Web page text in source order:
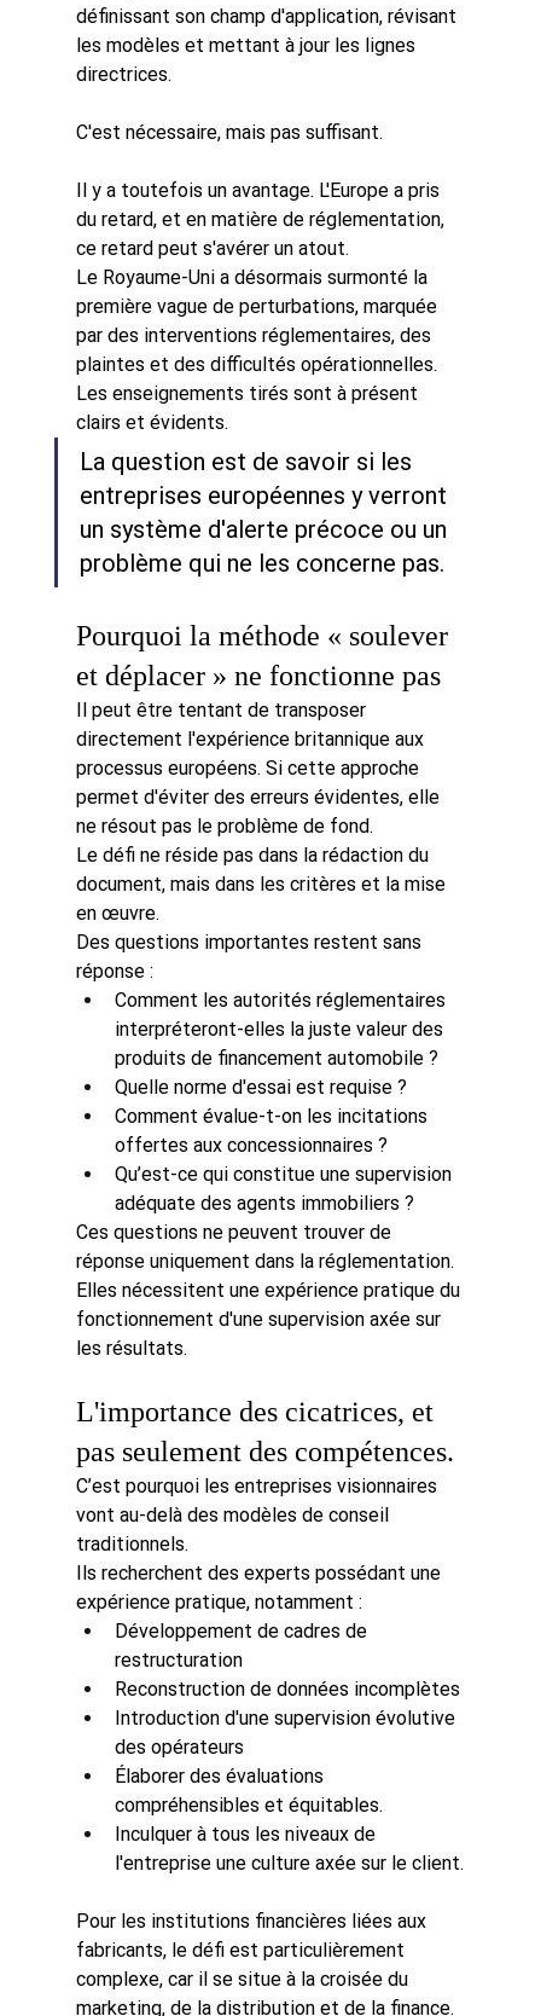
définissant son champ d'application, révisant
les modèles et mettant à jour les lignes
directrices.
C'est nécessaire, mais pas suffisant.
Il y a toutefois un avantage. L'Europe a pris
du retard, et en matière de réglementation,
ce retard peut s'avérer un atout.
Le Royaume-Uni a désormais surmonté la
première vague de perturbations, marquée
par des interventions réglementaires, des
plaintes et des difficultés opérationnelles.
Les enseignements tirés sont à présent
clairs et évidents.
La question est de savoir si les
entreprises européennes y verront
un système d'alerte précoce ou un
problème qui ne les concerne pas.
Pourquoi la méthode « soulever
et déplacer » ne fonctionne pas
Il peut être tentant de transposer
directement l'expérience britannique aux
processus européens. Si cette approche
permet d'éviter des erreurs évidentes, elle
ne résout pas le problème de fond.
Le défi ne réside pas dans la rédaction du
document, mais dans les critères et la mise
en œuvre.
Des questions importantes restent sans
réponse :
Comment les autorités réglementaires
interpréteront-elles la juste valeur des
produits de financement automobile ?
Quelle norme d'essai est requise ?
Comment évalue-t-on les incitations
offertes aux concessionnaires ?
Qu’est-ce qui constitue une supervision
adéquate des agents immobiliers ?
Ces questions ne peuvent trouver de
réponse uniquement dans la réglementation.
Elles nécessitent une expérience pratique du
fonctionnement d'une supervision axée sur
les résultats.
L'importance des cicatrices, et
pas seulement des compétences.
C’est pourquoi les entreprises visionnaires
vont au-delà des modèles de conseil
traditionnels.
Ils recherchent des experts possédant une
expérience pratique, notamment :
Développement de cadres de
restructuration
Reconstruction de données incomplètes
Introduction d'une supervision évolutive
des opérateurs
Élaborer des évaluations
compréhensibles et équitables.
Inculquer à tous les niveaux de
l'entreprise une culture axée sur le client.
Pour les institutions financières liées aux
fabricants, le défi est particulièrement
complexe, car il se situe à la croisée du
marketing, de la distribution et de la finance.